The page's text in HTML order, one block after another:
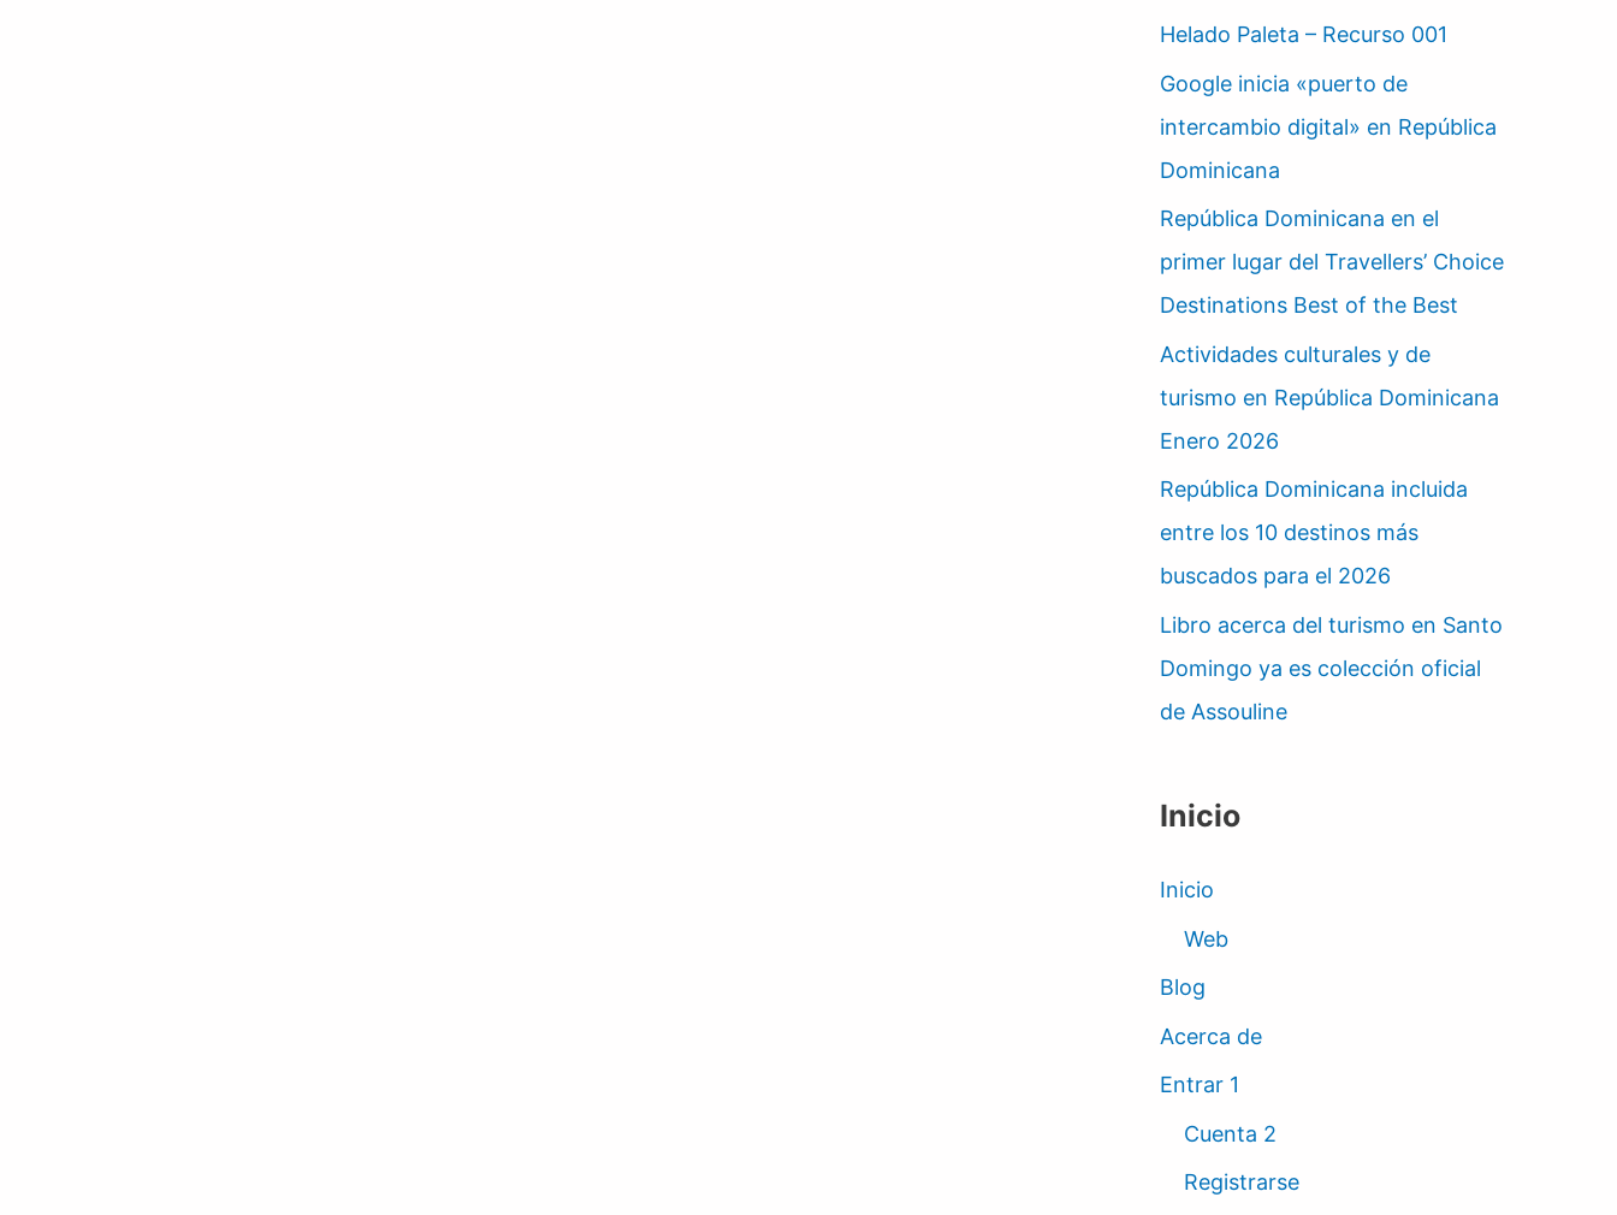
Helado Paleta – Recurso 001
Google inicia «puerto de
intercambio digital» en República
Dominicana
República Dominicana en el
primer lugar del Travellers’ Choice
Destinations Best of the Best
Actividades culturales y de
turismo en República Dominicana
Enero 2026
República Dominicana incluida
entre los 10 destinos más
buscados para el 2026
Libro acerca del turismo en Santo
Domingo ya es colección oficial
de Assouline
Inicio
Inicio
Web
Blog
Acerca de
Entrar 1
Cuenta 2
Registrarse